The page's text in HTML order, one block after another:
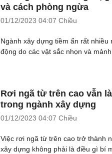
và cách phòng ngừa
01/12/2023 04:07 Chiều
Ngành xây dựng tiềm ẩn rất
động do các vật sắc nhọn và
Rơi ngã từ trên cao vẫn
trong ngành xây dựng
01/12/2023 04:07 Chiều
Việc rơi ngã từ trên cao trở thành
xây dựng không phải là điều gì bí